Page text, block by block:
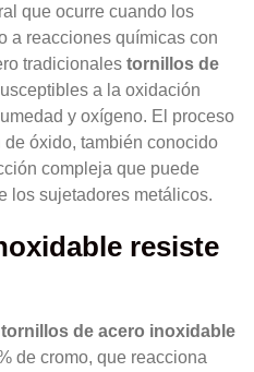
que ocurre cuando los
a reacciones químicas con
tradicionales tornillos de
a la oxidación
y oxígeno. El proceso
óxido, también conocido
compleja que puede
los sujetadores metálicos.
resiste
tornillos de acero inoxidable
de cromo, que reacciona